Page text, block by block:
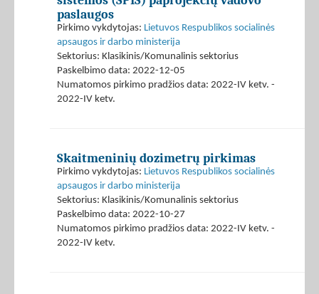
paslaugos
Pirkimo vykdytojas: Lietuvos Respublikos socialinės
apsaugos ir darbo ministerija
Sektorius: Klasikinis/Komunalinis sektorius
Paskelbimo data: 2022-12-05
Numatomos pirkimo pradžios data: 2022-IV ketv. -
2022-IV ketv.
Skaitmeninių dozimetrų pirkimas
Pirkimo vykdytojas: Lietuvos Respublikos socialinės
apsaugos ir darbo ministerija
Sektorius: Klasikinis/Komunalinis sektorius
Paskelbimo data: 2022-10-27
Numatomos pirkimo pradžios data: 2022-IV ketv. -
2022-IV ketv.